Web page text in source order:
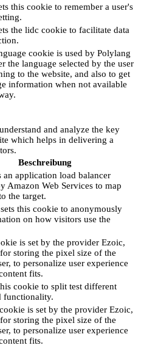
this cookie to remember a user's
the lidc cookie to facilitate data
cookie is used by Polylang
the language selected by the user
to the website, and also to get
information when not available
and analyze the key
which helps in delivering a
Beschreibung
application load balancer
Amazon Web Services to map
the target.
this cookie to anonymously
on how visitors use the
is set by the provider Ezoic,
storing the pixel size of the
to personalize user experience
fits.
cookie to split test different
functionality.
is set by the provider Ezoic,
storing the pixel size of the
to personalize user experience
fits.